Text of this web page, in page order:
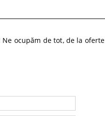
ocupăm de tot, de la oferte